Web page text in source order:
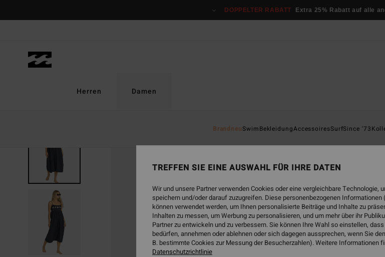
DOPPELTER RABATT Extra 25% Rabatt auf alle
Herren Damen
BrandneuSwimBekleidungAccessoiresSurfSince '73
TREFFEN SIE EINE AUSWAHL FÜR IHRE DATEN
Wir und unsere Partner verwenden Cookies oder eine vergleichbare Technologie,
speichern und/oder darauf zuzugreifen. Diese personenbezogenen
können verwendet werden, um Ihnen personalisierte Beiträge und Inhalte zu
Inhalten zu messen, um Werbung zu personalisieren, und um mehr über ihr
Partner zu entwickeln und zu verbessern. Sie können Ihre Wahl so einstellen,
bedürfen, annehmen oder ablehnen oder sich dagegen aussprechen, wenn Sie
B. bestimmte Cookies zur Messung der Besucherzahlen). Weitere Informationen
Datenschutzrichtlinie